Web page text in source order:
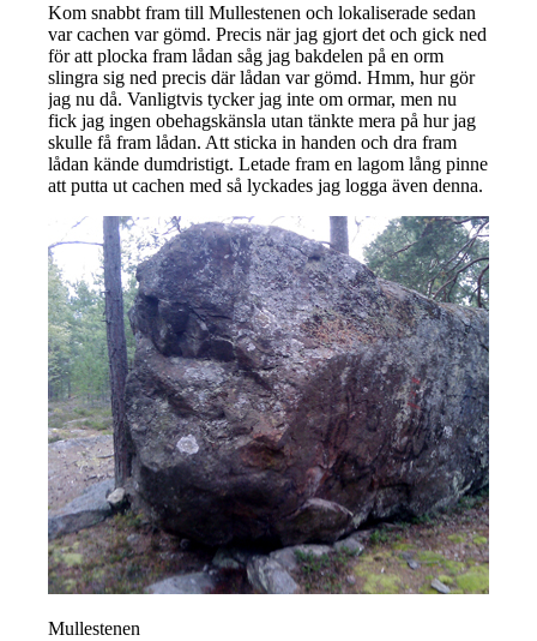
Kom snabbt fram till Mullestenen och lokaliserade sedan
var cachen var gömd. Precis när jag gjort det och gick ned
för att plocka fram lådan såg jag bakdelen på en orm
slingra sig ned precis där lådan var gömd. Hmm, hur gör
jag nu då. Vanligtvis tycker jag inte om ormar, men nu
fick jag ingen obehagskänsla utan tänkte mera på hur jag
skulle få fram lådan. Att sticka in handen och dra fram
lådan kände dumdristigt. Letade fram en lagom lång pinne
att putta ut cachen med så lyckades jag logga även denna.
Mullestenen